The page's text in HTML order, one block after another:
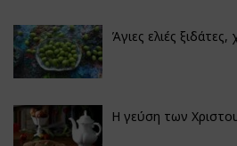
Άγιες ελιές
Η γεύση των